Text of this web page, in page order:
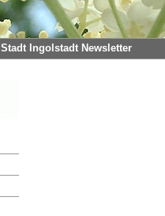
Stadt Ingolstadt Newsletter